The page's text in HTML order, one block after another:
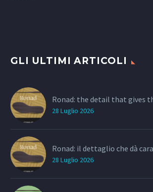
GLI ULTIMI ARTICOLI
Ronad: the detail that gives
28 Luglio 2026
Ronad: il dettaglio che dà
28 Luglio 2026